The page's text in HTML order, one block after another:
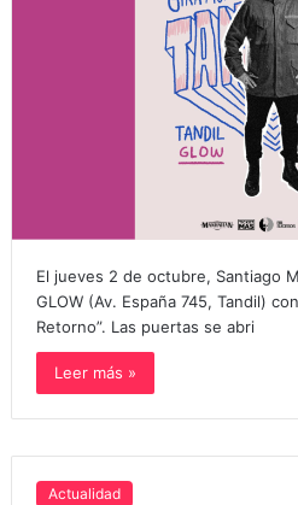
El jueves 2 de octubre, Santiago
GLOW (Av. España 745, Tandil)
Retorno”. Las puertas se abri
Leer más »
Actualidad